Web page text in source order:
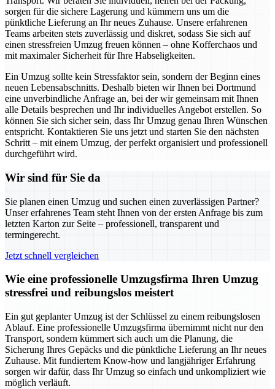
sorgen für die sichere Lagerung und kümmern uns um die
pünktliche Lieferung an Ihr neues Zuhause. Unsere erfahrenen
Teams arbeiten stets zuverlässig und diskret, sodass Sie sich auf
einen stressfreien Umzug freuen können – ohne Kofferchaos und
mit maximaler Sicherheit für Ihre Habseligkeiten.
Ein Umzug sollte kein Stressfaktor sein, sondern der Beginn eines
neuen Lebensabschnitts. Deshalb bieten wir Ihnen bei Dortmund
eine unverbindliche Anfrage an, bei der wir gemeinsam mit Ihnen
alle Details besprechen und Ihr individuelles Angebot erstellen. So
können Sie sich sicher sein, dass Ihr Umzug genau Ihren Wünschen
entspricht. Kontaktieren Sie uns jetzt und starten Sie den nächsten
Schritt – mit einem Umzug, der perfekt organisiert und professionell
durchgeführt wird.
Wir sind für Sie da
Sie planen einen Umzug und suchen einen zuverlässigen Partner?
Unser erfahrenes Team steht Ihnen von der ersten Anfrage bis zum
letzten Karton zur Seite – professionell, transparent und
termingerecht.
Jetzt schnell vergleichen
Wie eine professionelle Umzugsfirma Ihren Umzug
stressfrei und reibungslos meistert
Ein gut geplanter Umzug ist der Schlüssel zu einem reibungslosen
Ablauf. Eine professionelle Umzugsfirma übernimmt nicht nur den
Transport, sondern kümmert sich auch um die Planung, die
Sicherung Ihres Gepäcks und die pünktliche Lieferung an Ihr neues
Zuhause. Mit fundiertem Know-how und langjähriger Erfahrung
sorgen wir dafür, dass Ihr Umzug so einfach und unkompliziert wie
möglich verläuft.